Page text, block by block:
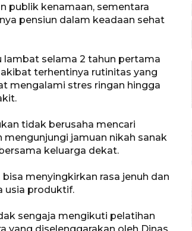
publik kenamaan, sementara
pensiun dalam keadaan sehat
lambat selama 2 tahun pertama
terhentinya rutinitas yang
mengalami stres ringan hingga
tidak berusaha mencari
jamuan nikah sanak
keluarga dekat.
menyingkirkan rasa jenuh dan
usia produktif.
sengaja mengikuti pelatihan
yang diselenggarakan oleh Dinas